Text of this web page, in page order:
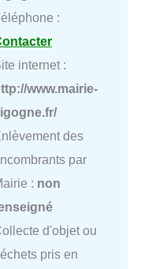
:
internet :
www.mairie-
des
par
: non
d'objet ou
pris en